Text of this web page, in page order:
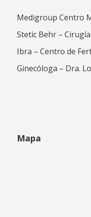
Medigroup Centro
Stetic Behr –
Ibra – Centro de
Ginecóloga – Dra.
Mapa